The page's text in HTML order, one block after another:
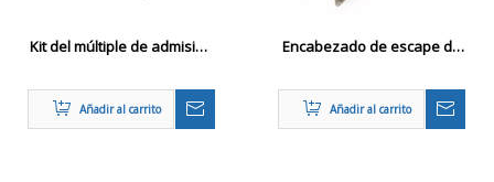
Kit del múltiple de admisión
Jeep YJ 4.0L
Añadir al carrito
Encabezado de escape de
GR86 2020-2024
Añadir al carrito